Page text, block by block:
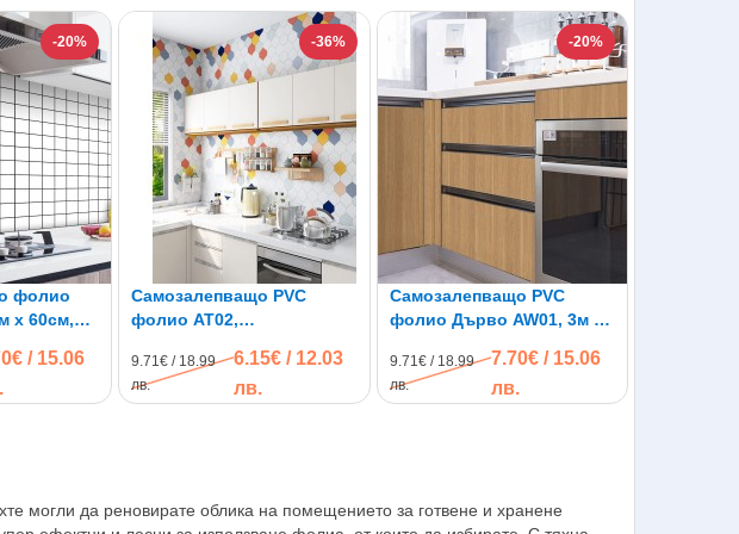
-20%
фолио
x 60см,
/ 15.06
-36%
Самозалепващо PVC
фолио AT02,
60см
9.71€ / 18.99
лв.
6.15€ / 12.03
лв.
-20%
Самозалепващо PVC
фолио Дърво AW01, 3м x
9.71€ / 18.99
лв.
7.70€ / 15.06
лв.
могли да реновирате облика на помещението за готвене и хранене